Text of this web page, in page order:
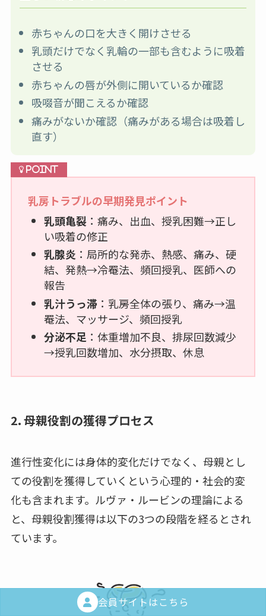
会員サイトはこちら
赤ちゃんの口を大きく開けさせる
乳頭だけでなく乳輪の一部も含むように吸着
させる
赤ちゃんの唇が外側に開いているか確認
吸啜音が聞こえるか確認
痛みがないか確認（痛みがある場合は吸着し
直す）
乳房トラブルの早期発見ポイント
乳頭亀裂：痛み、出血、授乳困難→正し
い吸着の修正
乳腺炎：局所的な発赤、熱感、痛み、硬
結、発熱→冷罨法、頻回授乳、医師への
報告
乳汁うっ滞 ：乳房全体の張り、痛み→温
罨法、マッサージ、頻回授乳
分泌不足：体重増加不良、排尿回数減少
→授乳回数増加、水分摂取、休息
2. 母親役割の獲得プロセス
進行性変化には身体的変化だけでなく、母親とし
ての役割を獲得していくという心理的・社会的変
化も含まれます。ルヴァ・ルービンの理論による
と、母親役割獲得は以下の3つの段階を経るとされ
ています。